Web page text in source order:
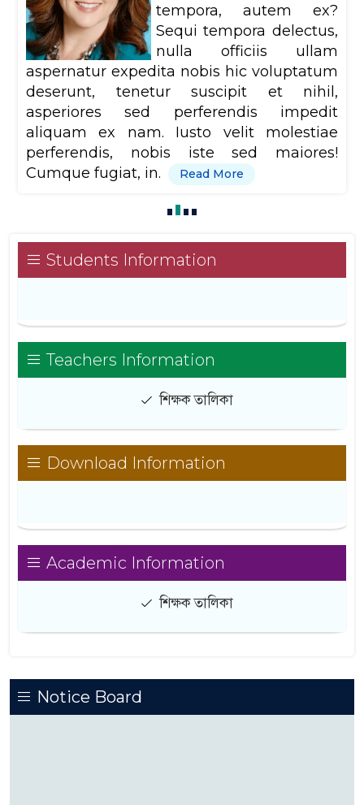
tempora, autem ex?
Sequi tempora delectus,
nulla officiis ullam
aspernatur expedita nobis hic voluptatum
deserunt, tenetur suscipit et nihil,
asperiores sed perferendis impedit
aliquam ex nam. Iusto velit molestiae
perferendis, nobis iste sed maiores!
Cumque fugiat, in.
Read More
Students Information
Teachers Information
শিক্ষক তালিকা
Download Information
Academic Information
শিক্ষক তালিকা
Notice Board